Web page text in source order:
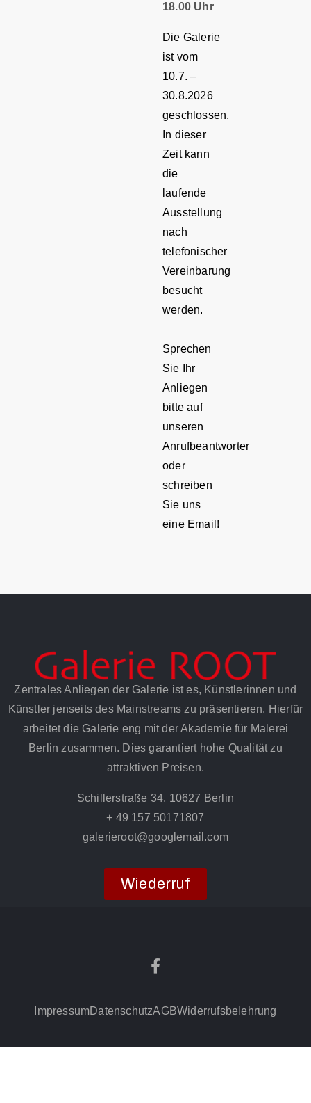
18.00 Uhr
Die Galerie
ist vom
10.7. –
30.8.2026
geschlossen.
In dieser
Zeit kann
die
laufende
Ausstellung
nach
telefonischer
Vereinbarung
besucht
werden.
Sprechen
Sie Ihr
Anliegen
bitte auf
unseren
Anrufbeantworter
oder
schreiben
Sie uns
eine Email!
Zentrales Anliegen der Galerie ist es, Künstlerinnen und
Künstler jenseits des Mainstreams zu präsentieren. Hierfür
arbeitet die Galerie eng mit der Akademie für Malerei
Berlin zusammen. Dies garantiert hohe Qualität zu
attraktiven Preisen.
Schillerstraße 34, 10627 Berlin
+ 49 157 50171807
galerieroot@googlemail.com
Wiederruf
ImpressumDatenschutzAGBWiderrufsbelehrung